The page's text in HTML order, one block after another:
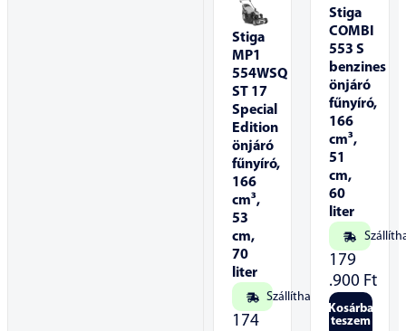
Stiga
MP1
554WSQ
ST 17
Special
Edition
önjáró
fűnyíró,
166
cm³,
53
cm,
70
liter
Szállítható
174
Stiga
COMBI
553 S
benzines
önjáró
fűnyíró,
166
cm³,
51
cm,
60
liter
179
.900 Ft
Kosárba
teszem